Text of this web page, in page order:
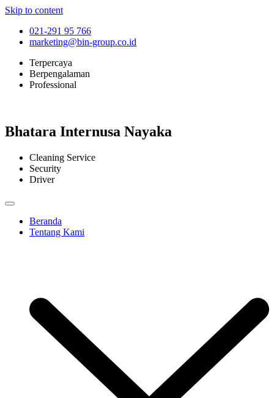
Skip to content
021-291 95 766
marketing@bin-group.co.id
Terpercaya
Berpengalaman
Professional
Bhatara Internusa Nayaka
Cleaning Service
Security
Driver
Beranda
Tentang Kami